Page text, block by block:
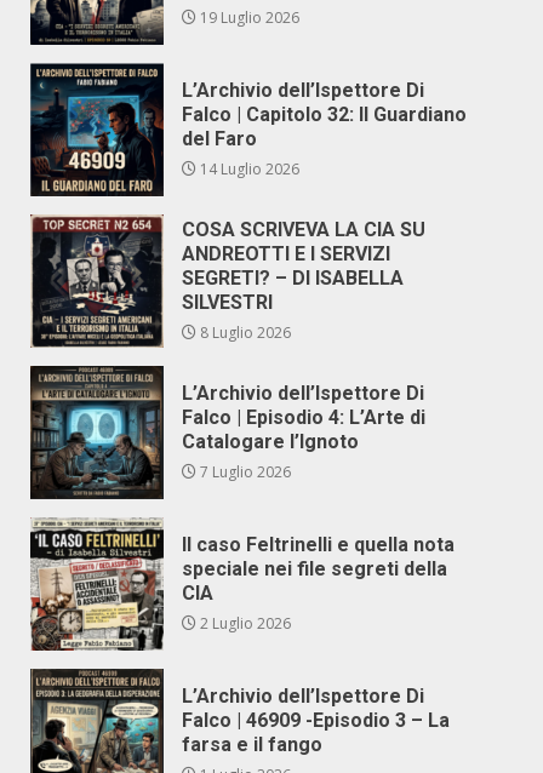
19 Luglio 2026
L’Archivio dell’Ispettore Di
Falco | Capitolo 32: Il Guardiano
del Faro
14 Luglio 2026
COSA SCRIVEVA LA CIA SU
ANDREOTTI E I SERVIZI
SEGRETI? – DI ISABELLA
SILVESTRI
8 Luglio 2026
L’Archivio dell’Ispettore Di
Falco | Episodio 4: L’Arte di
Catalogare l’Ignoto
7 Luglio 2026
Il caso Feltrinelli e quella nota
speciale nei file segreti della
CIA
2 Luglio 2026
L’Archivio dell’Ispettore Di
Falco | 46909 -Episodio 3 – La
farsa e il fango